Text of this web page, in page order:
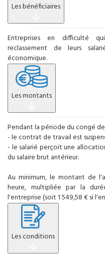
Les bénéficiaires
Entreprises en difficulté
reclassement de leurs
économique.
Les montants
Pendant la période du congé
- le contrat de travail est
- le salarié perçoit une
du salaire brut antérieur.
Au minimum, le montant de
heure, multipliée par la
l'entreprise (soit 1 549,58 € si
Les conditions